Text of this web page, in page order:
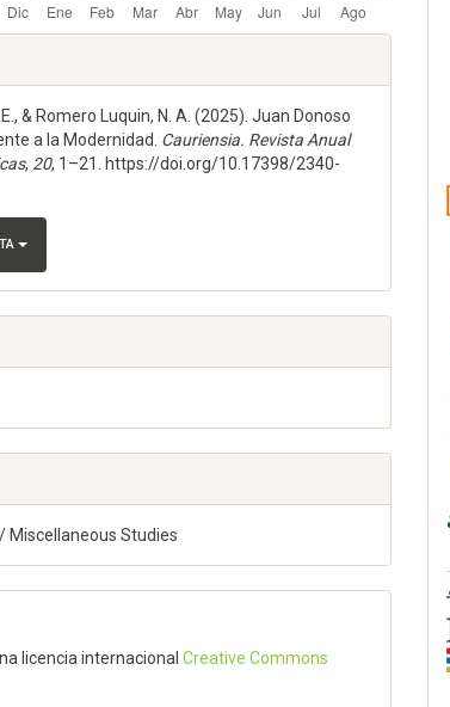
& Romero Luquin, N. A. (2025). Juan Donoso
a la Modernidad. Cauriensia. Revista Anual
, 20, 1–21. https://doi.org/10.17398/2340-
Miscellaneous Studies
licencia internacionalCreative Commons